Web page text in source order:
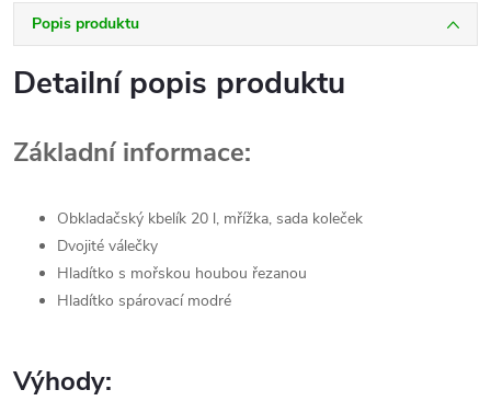
Popis produktu
Detailní popis produktu
Základní informace:
Obkladačský kbelík 20 l, mřížka, sada koleček
Dvojité válečky
Hladítko s mořskou houbou řezanou
Hladítko spárovací modré
Výhody: